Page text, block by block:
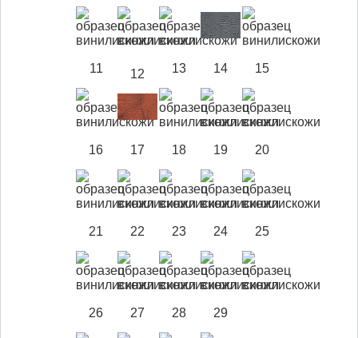
11 12 13 14 15
16 17 18 19 20
21 22 23 24 25
26 27 28 29